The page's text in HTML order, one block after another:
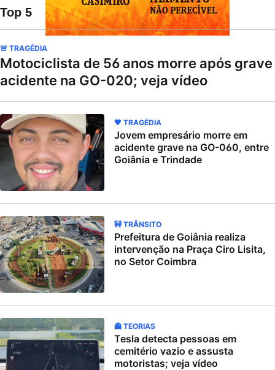
Top 5
🚨 TRAGÉDIA
Motociclista de 56 anos morre após grave
acidente na GO-020; veja vídeo
🖤 TRAGÉDIA
Jovem empresário morre em
acidente grave na GO-060, entre
Goiânia e Trindade
🚧 TRÂNSITO
Prefeitura de Goiânia realiza
intervenção na Praça Ciro Lisita,
no Setor Coimbra
👻 TEORIAS
Tesla detecta pessoas em
cemitério vazio e assusta
motoristas; veja vídeo